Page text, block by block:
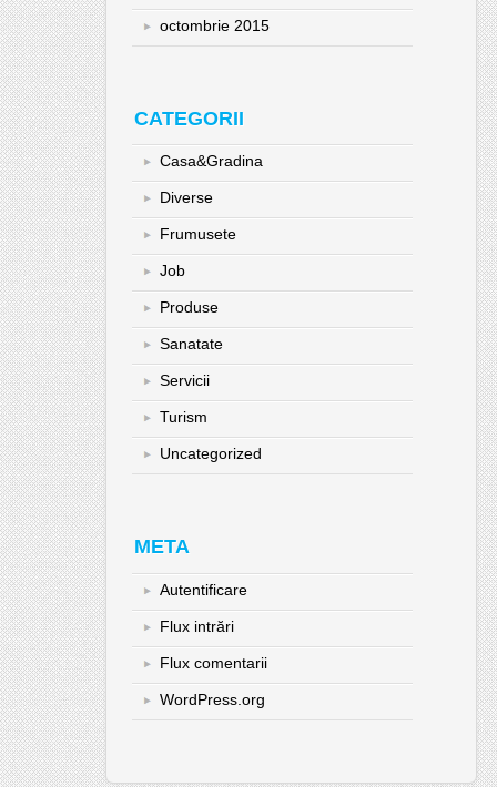
octombrie 2015
CATEGORII
Casa&Gradina
Diverse
Frumusete
Job
Produse
Sanatate
Servicii
Turism
Uncategorized
META
Autentificare
Flux intrări
Flux comentarii
WordPress.org